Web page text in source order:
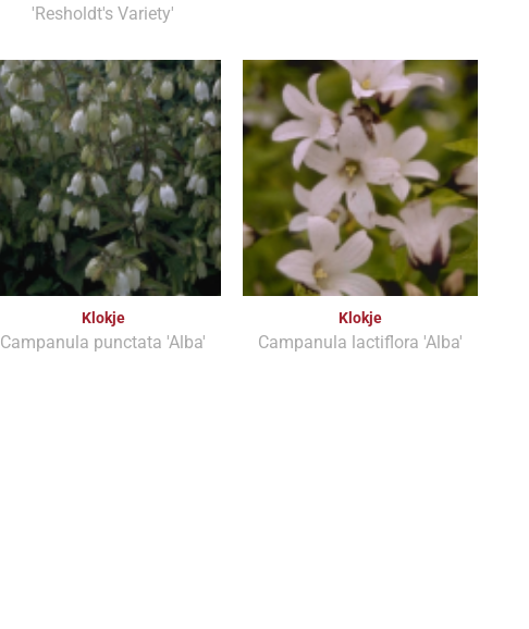
'Resholdt's Variety'
Klokje
Campanula punctata 'Alba'
Klokje
Campanula lactiflora 'Alba'